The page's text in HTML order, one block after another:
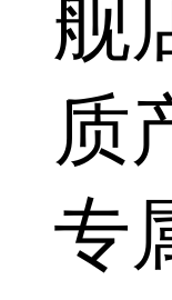
舰
质
专